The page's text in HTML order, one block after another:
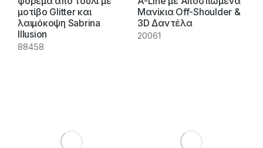
μοτίβο Glitter και
λαιμόκοψη Sabrina
Illusion
88458
Μανίκια Off-Shoulder &
3D Δαντέλα
20061